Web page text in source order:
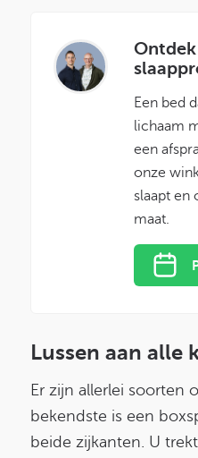
Een bed
lichaam
een
onze
slaapt en
maat.
Lussen aan alle
Er zijn allerlei soorten
bekendste is een
beide zijkanten. U